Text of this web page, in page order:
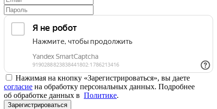
Нажимая на кнопку «Зарегистрироваться», вы даете
согласие на обработку персональных данных. Подробнее
об обработке данных в Политике.
Зарегистрироваться